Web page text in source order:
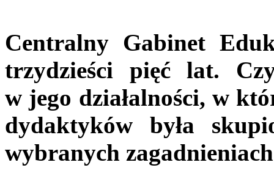
Centralny Gabinet
trzydzieści pięć lat.
w jego działalności, w
dydaktyków była
wybranych